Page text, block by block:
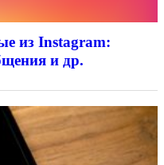
из Instagram:
и др.